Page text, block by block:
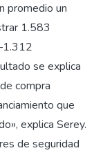
promedio un
1.583
se explica
compra
que
explica Serey.
de seguridad